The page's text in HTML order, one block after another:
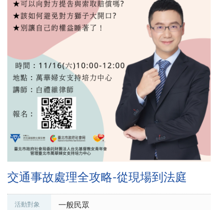
交通事故處理全攻略-從現場到法庭
活動對象 一般民眾